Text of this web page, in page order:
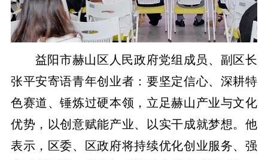
益阳市赫山区人民政府党组成员、副区长
张平安寄语青年创业者：要坚定信心、深耕特
色赛道、锤炼过硬本领，立足赫山产业与文化
优势，以创意赋能产业、以实干成就梦想。他
表示，区委、区政府将持续优化创业服务、强